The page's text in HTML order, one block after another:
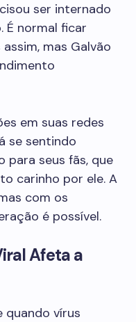
ser internado
É normal ficar
mas Galvão
em suas redes
se sentindo
para seus fãs, que
carinho por ele. A
com os
é possível.
Afeta a
quando vírus